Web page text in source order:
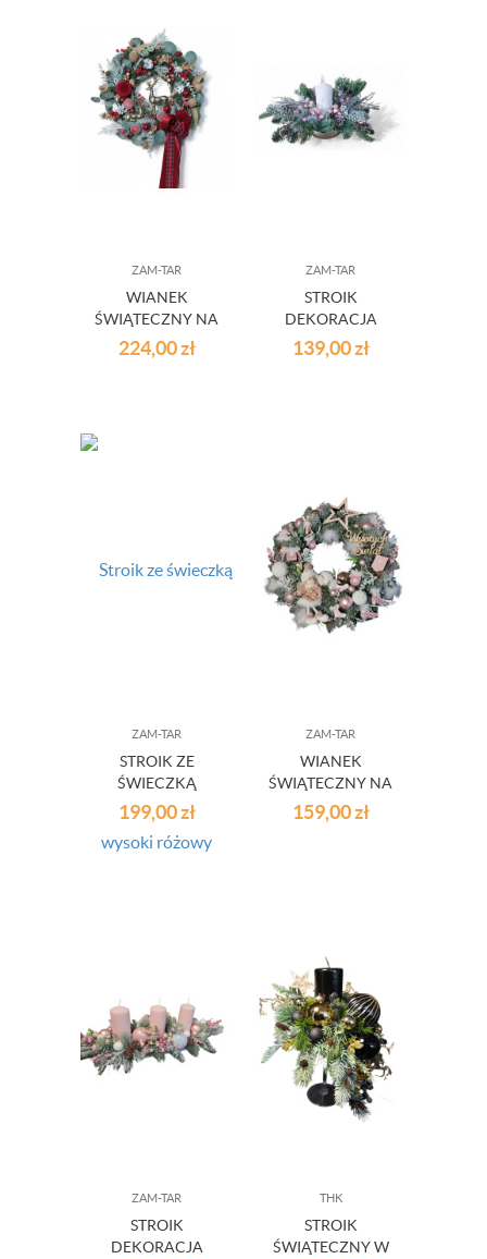
ZAM-TAR
WIANEK
ŚWIĄTECZNY NA
DRZWI
CZERWONO
224,00zł
ZAM-TAR
STROIK
DEKORACJA
ŚWIĄTECZNA
RÓŻOWY 25/02
139,00zł
ZAM-TAR
STROIK ZE
ŚWIECZKĄ
WYSOKI
RÓŻOWY 24/02
199,00zł
ZAM-TAR
WIANEK
ŚWIĄTECZNY NA
DRZWI W36
159,00zł
ZAM-TAR
STROIK
DEKORACJA
THK
STROIK
ŚWIĄTECZNY W